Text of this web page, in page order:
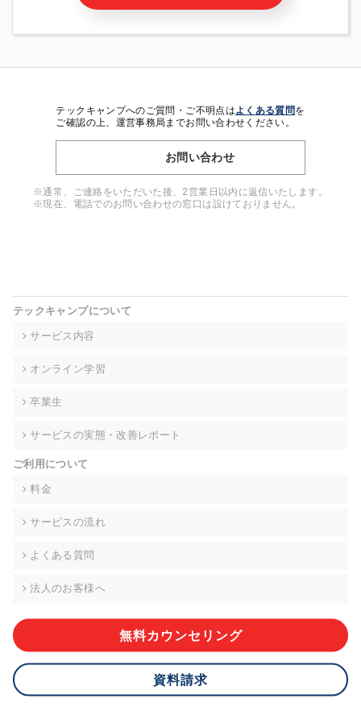
サービス又は商品等の広告配信・宣伝を含みますが、それらに
計情報の作成および利用
・上記の利用目的に付随する目的
※上記の利用目的に基づいた本人への連絡及び配信について
は、電子メール等の電子媒体を含みます。
4. 個人情報の第三者提供
当社の担当者等及び本サービス利用者同士がコミュニケーショ
当社は事業運営上、前項利用目的の範囲に限って個人情報を外
部に委託することがあります。この場合、個人情報保護水準の
高い委託先を選定し、個人情報の適正管理・機密保持について
個人情報の開示等(利用目的の通知、開示、内容の訂正・追加・
て、下記の当社問合わせ窓口に申し出ることができます。その
的な期間内に対応いたします。ただし、申請が本人確認が不可
により、ご希望に添えない場合があります。 なお、アクセスロ
いたしません。
【お問合せ窓口】
〒107-0052 東京都港区赤坂8-4-14 青山タワープレイス6階
7. 個人情報を提供されることの任意性について
ご本人様が当社に個人情報を提供されるかどうかは任意による
応ができない場合があります。
テックキャンプへのご質問・ご不明点はよくある質問を
ご確認の上、運営事務局までお問い合わせください。
お問い合わせ
※通常、ご連絡をいただいた後、2営業日以内に返信いたします。
※現在、電話でのお問い合わせの窓口は設けておりません。
テックキャンプについて
サービス内容
オンライン学習
卒業生
サービスの実態・改善レポート
ご利用について
料金
サービスの流れ
よくある質問
法人のお客様へ
無料カウンセリング
資料請求